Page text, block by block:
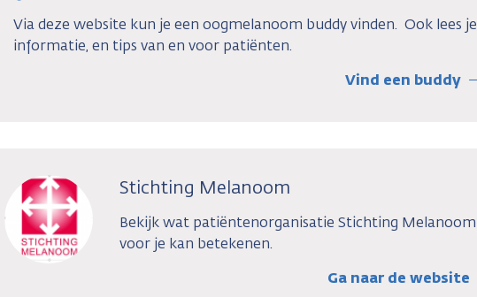
Via deze website kun je een oogmelanoom buddy vinden. Ook lees je
informatie, en tips van en voor patiënten.
Vind een buddy
Stichting Melanoom
Bekijk wat patiëntenorganisatie Stichting Melanoom
voor je kan betekenen.
Ga naar de website